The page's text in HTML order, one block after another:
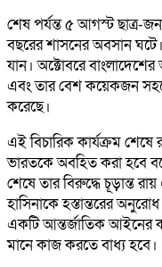
শেষ পর্যন্ত ৫ আগস্ট ছাত্র-
বছরের শাসনের অবসান
যান। অক্টোবরে
এবং তার বেশ কয়েকজন
করেছে।
এই বিচারিক কার্যক্রম শেষে
ভারতকে অবহিত করা হবে
শেষে তার বিরুদ্ধে চূড়ান্ত
হাসিনাকে হস্তান্তরের
একটি আন্তর্জাতিক আইনের
মানে কাজ করতে বাধ্য হবে।